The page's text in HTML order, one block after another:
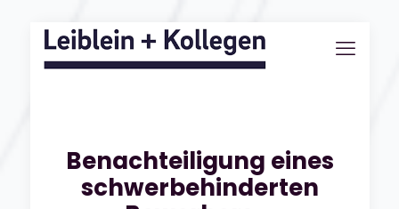
Benachteiligung eines
schwerbehinderten